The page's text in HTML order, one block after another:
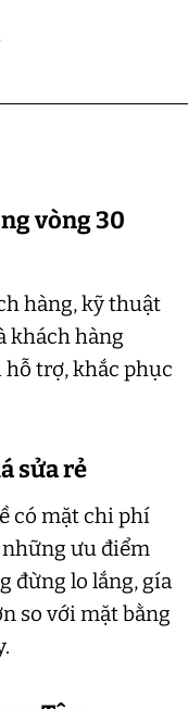
vòng 30
hàng, kỹ thuật
khách hàng
trợ, khắc phục
sửa rẻ
có mặt chi phí
ưu điểm
đừng lo lắng, gía
so với mặt bằng